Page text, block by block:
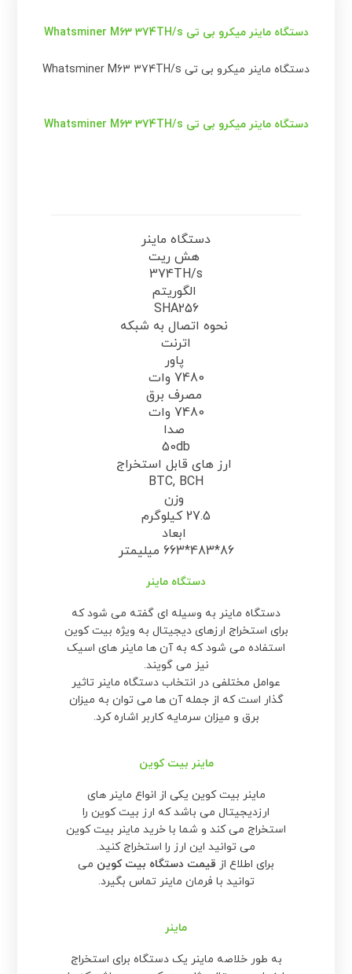
دستگاه ماینر میکرو بی تی Whatsminer M63 374TH/s
دستگاه ماینر میکرو بی تی Whatsminer M63 374TH/s
دستگاه ماینر میکرو بی تی Whatsminer M63 374TH/s
دستگاه ماینر
هش ریت
374TH/s
الگوریتم
SHA256
نحوه اتصال به شبکه
اترنت
پاور
7480 وات
مصرف برق
7480 وات
صدا
50db
ارز های قابل استخراج
BTC, BCH
وزن
27.5 کیلوگرم
ابعاد
86*483*663 میلیمتر
دستگاه ماینر
دستگاه ماینر به وسیله ای گفته می شود که
برای استخراج ارزهای دیجیتال به ویژه بیت کوین
استفاده می شود که به آن ها ماینر های اسیک
نیز می گویند.
عوامل مختلفی در انتخاب دستگاه ماینر تاثیر
گذار است که از جمله آن ها می توان به میزان
برق و میزان سرمایه کاربر اشاره کرد.
ماینر بیت کوین
ماینر بیت کوین یکی از انواع ماینر های
ارزدیجیتال می باشد که ارز بیت کوین را
استخراج می کند و شما با خرید ماینر بیت کوین
می توانید این ارز را استخراج کنید.
برای اطلاع از قیمت دستگاه بیت کوین می
توانید با فرمان ماینر تماس بگیرد.
ماینر
به طور خلاصه ماینر یک دستگاه برای استخراج